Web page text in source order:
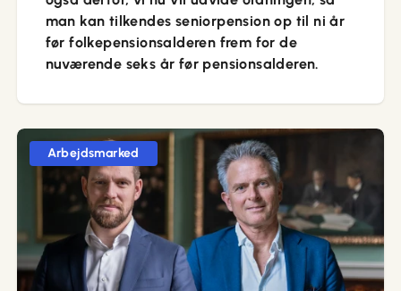
man kan tilkendes seniorpension op til ni år
før folkepensionsalderen frem for de
nuværende seks år før pensionsalderen.
Arbejdsmarked